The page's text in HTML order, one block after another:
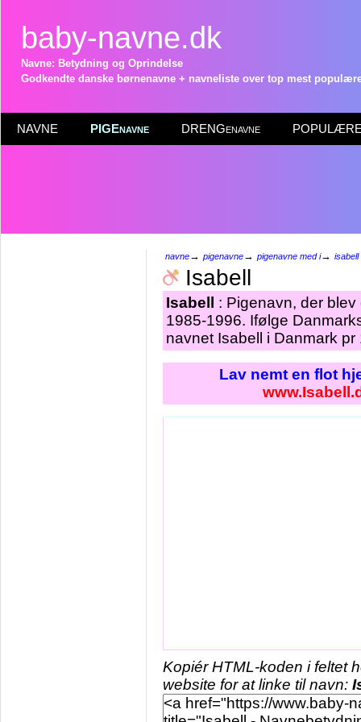
baby-navne.dk
Navne: Betydning og Oprindelse
Godkendte danske børnenavne + navneliste over top mest
NAVNE PIGEnavne DRENGenavne POPULÆRE
navne→ pigenavne→ pigenavne med i→ isabell
Isabell
Isabell
: Pigenavn, der
1985-1996. Ifølge
navnet Isabell i Danmark pr
Lav nemt en flot
Kopiér HTML-koden i feltet
website for at linke til navn: